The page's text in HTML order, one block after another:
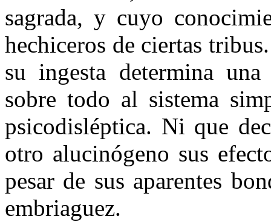
sagrada, y cuyo
hechiceros de ciertas
su ingesta determina
sobre todo al sistema
psicodisléptica. Ni que
otro alucinógeno sus
pesar de sus aparentes
embriaguez.